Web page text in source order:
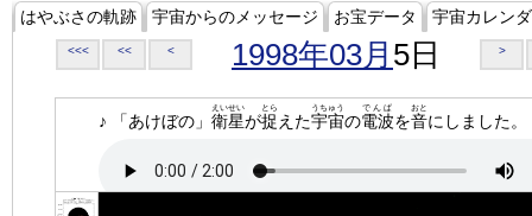
はやぶさの軌跡 宇宙からのメッセージ お宝データ 宇宙カレン
<<< << < 1998年03月 5日 >
♪ 「あけぼの」 衛星
えいせい
が捉
とら
えた宇宙
うちゅう
の電波
でんぱ
を音
おと
にしました。